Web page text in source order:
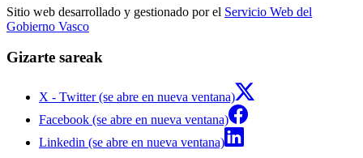
Sitio web desarrollado y gestionado por el Servicio Web del
Gobierno Vasco
Gizarte sareak
X - Twitter (se abre en nueva ventana)
Facebook (se abre en nueva ventana)
Linkedin (se abre en nueva ventana)